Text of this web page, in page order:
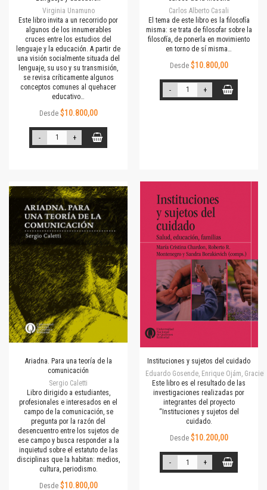
Virginia Unamuno
Este libro invita a un recorrido por
algunos de los innumerables
cruces entre los estudios del
lenguaje y la educación. A partir de
una visión socialmente situada del
lenguaje, su uso y su transmisión,
se revisa críticamente algunos
conceptos comunes al quehacer
educativo…
Desde $10.800,00
- +
Carlos Alberto Casali
El tema de este libro es la filosofía
misma: se trata de filosofar sobre la
filosofía, de ponerla en movimiento
en torno de sí misma…
Desde $10.800,00
- +
Ariadna. Para una teoría de la
comunicación
Sergio Caletti
Libro dirigido a estudiantes,
profesionales e interesados en el
campo de la comunicación, se
pregunta por la razón del
desencuentro entre los sujetos de
ese campo y busca responder a la
inquietud sobre el estatuto de las
disciplinas que la habitan: medios,
cultura, periodismo.
Desde $10.800,00
Instituciones y sujetos del cuidado
Eduardo Gosende, Enrique Ojám,
Este libro es el resultado de las
investigaciones realizadas por
integrantes del proyecto
“Instituciones y sujetos del
cuidado.
Desde $10.200,00
- +